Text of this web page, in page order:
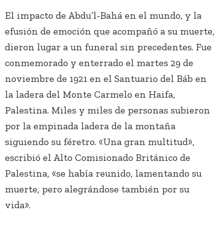
El impacto de Abdu’l-Bahá en el mundo, y la
efusión de emoción que acompañó a su muerte,
dieron lugar a un funeral sin precedentes. Fue
conmemorado y enterrado el martes 29 de
noviembre de 1921 en el Santuario del Báb en
la ladera del Monte Carmelo en Haifa,
Palestina. Miles y miles de personas subieron
por la empinada ladera de la montaña
siguiendo su féretro. «Una gran multitud»,
escribió el Alto Comisionado Británico de
Palestina, «se había reunido, lamentando su
muerte, pero alegrándose también por su
vida».